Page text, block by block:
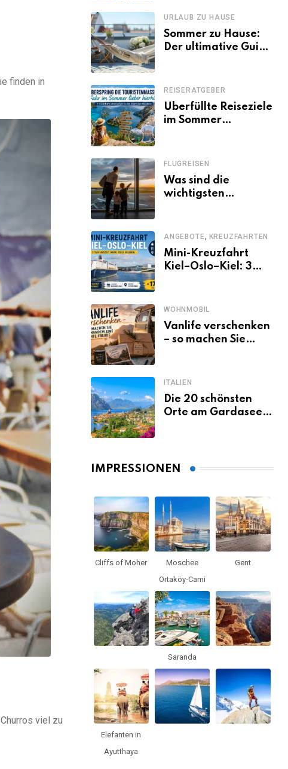
finden in
viel zu
losfahren
URLAUB ZU HAUSE
Sommer zu Hause:
Der ultimative Guide
REISERATGEBER
Überfüllte Reiseziele
im Sommer
zu Mallorca,
Santorini, Gardasee
& Co.
FLUGREISEN
Was sind die
wichtigsten
ANGEBOTE, KREUZFAHRTEN
Mini-Kreuzfahrt
Kiel–Oslo–Kiel: 3
WOHNMOBIL
Vanlife verschenken
– so machen Sie
ITALIEN
Die 20 schönsten
Orte am Gardasee,
IMPRESSIONEN
Cliffs of Moher
Moschee
Ortaköy-Cami
Gent
Saranda
Elefanten in
Ayutthaya